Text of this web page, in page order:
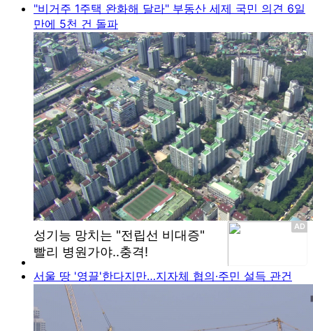
"비거주 1주택 완화해 달라" 부동산 세제 국민 의견 6일
만에 5천 건 돌파
서울 땅 '영끌'한다지만…지자체 협의·주민 설득 관건